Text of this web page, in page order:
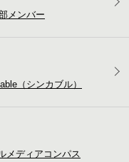
メンバー
（シンカブル）
メディアコンパス